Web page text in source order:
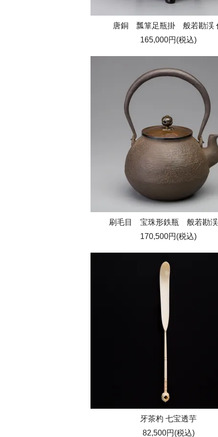
唐銅 瓢箪足瓶掛 般若勘渓
165,000円(税込)
刷毛目 宝珠形鉄瓶 般若勘
170,500円(税込)
牙茶杓 七宝透芋
82,500円(税込)